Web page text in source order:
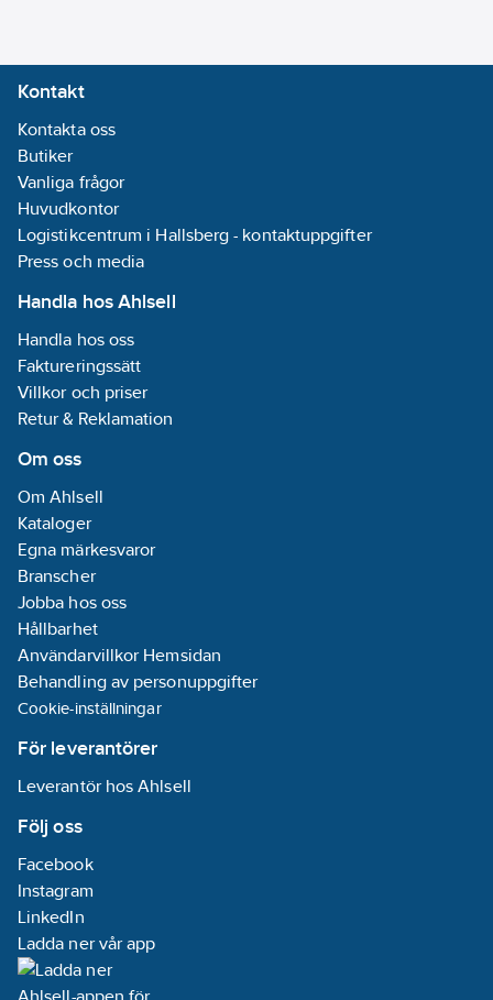
Kontakt
Kontakta oss
Butiker
Vanliga frågor
Huvudkontor
Logistikcentrum i Hallsberg - kontaktuppgifter
Press och media
Handla hos Ahlsell
Handla hos oss
Faktureringssätt
Villkor och priser
Retur & Reklamation
Om oss
Om Ahlsell
Kataloger
Egna märkesvaror
Branscher
Jobba hos oss
Hållbarhet
Användarvillkor Hemsidan
Behandling av personuppgifter
Cookie-inställningar
För leverantörer
Leverantör hos Ahlsell
Följ oss
Facebook
Instagram
LinkedIn
Ladda ner vår app